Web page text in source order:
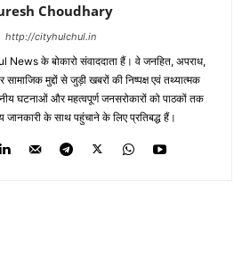
Choudhary
http://cityhulchul.in
के बोकारो संवाददाता हैं। वे जनहित, अपराध,
मुद्दों से जुड़ी खबरों की निष्पक्ष एवं तथ्यात्मक
घटनाओं और महत्वपूर्ण जनसरोकारों को पाठकों तक
जानकारी के साथ पहुंचाने के लिए प्रतिबद्ध हैं।